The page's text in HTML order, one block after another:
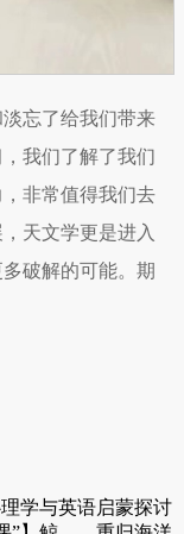
忘了给我们带来
我们了解了我们
非常值得我们去
天文学更是进入
破解的可能。期
理学与英语启蒙探讨